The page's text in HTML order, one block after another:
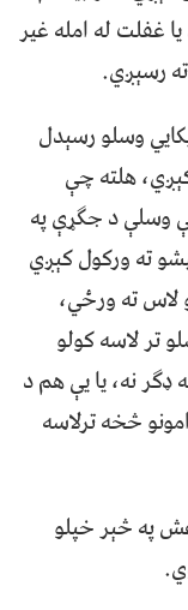
غفلت له امله غیر
رسېږي.
وسلو رسېدل
هلته چې
وسلې د جګړې په
ته ورکول کېږي
لاس ته ورځي،
تر لاسه کولو
ډګر نه، يا یې هم د
څخه ترلاسه
په څېر خپلو